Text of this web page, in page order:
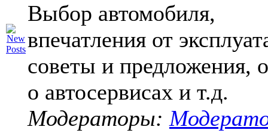
Выбор автомобиля,
впечатления от
советы и предложения,
о автосервисах и т.д.
Модераторы: